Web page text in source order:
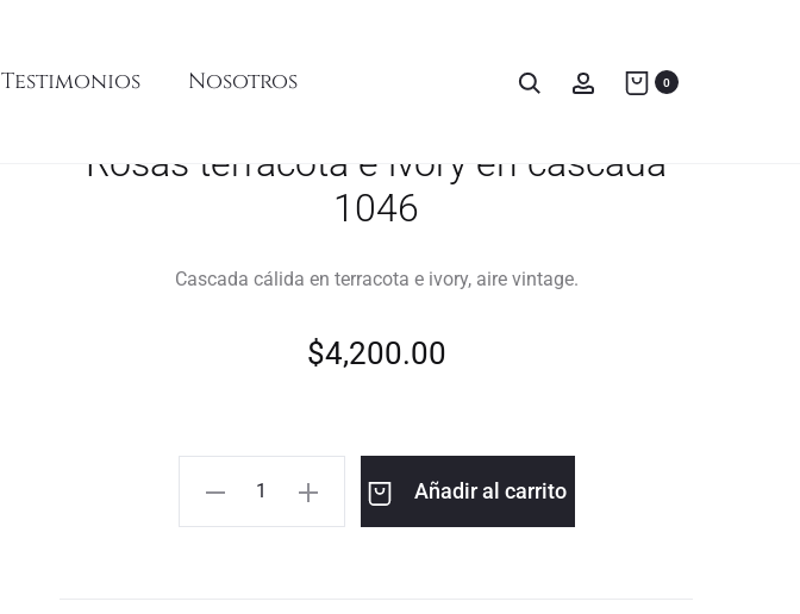
Testimonios Nosotros 0
Rosas terracota e ivory en cascada
1046
Cascada cálida en terracota e ivory, aire vintage.
$4,200.00
Añadir al carrito